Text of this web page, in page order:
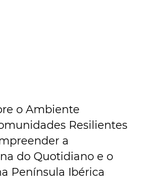
o Ambiente
Resilientes
a
do Quotidiano e o
Península Ibérica